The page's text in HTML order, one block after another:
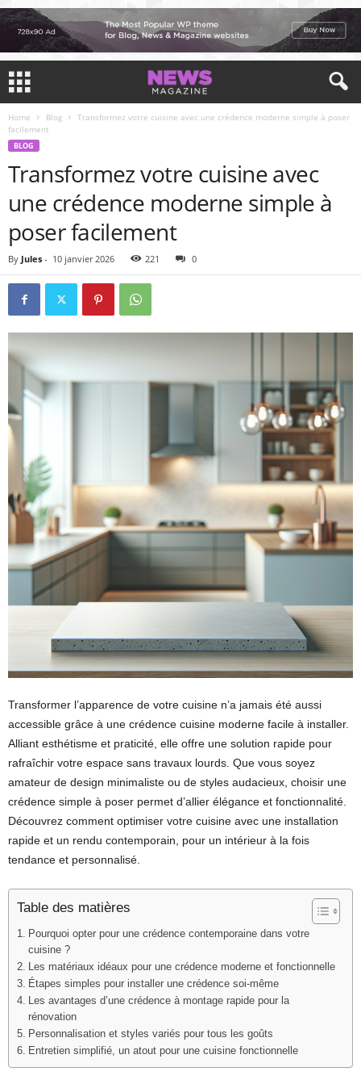
Home Blog
Transformez votre cuisine avec une crédence moderne simple à poser
facilement
BLOG
Transformez votre cuisine avec
une crédence moderne simple à
poser facilement
By Jules - 10 janvier 2026 221 0
Transformer l’apparence de votre cuisine n’a jamais été aussi
accessible grâce à une crédence cuisine moderne facile à installer.
Alliant esthétisme et praticité, elle offre une solution rapide pour
rafraîchir votre espace sans travaux lourds. Que vous soyez
amateur de design minimaliste ou de styles audacieux, choisir une
crédence simple à poser permet d’allier élégance et fonctionnalité.
Découvrez comment optimiser votre cuisine avec une installation
rapide et un rendu contemporain, pour un intérieur à la fois
tendance et personnalisé.
Table des matières
Pourquoi opter pour une crédence contemporaine dans votre
cuisine ?
Les matériaux idéaux pour une crédence moderne et fonctionnelle
Étapes simples pour installer une crédence soi-même
Les avantages d’une crédence à montage rapide pour la
rénovation
Personnalisation et styles variés pour tous les goûts
Entretien simplifié, un atout pour une cuisine fonctionnelle